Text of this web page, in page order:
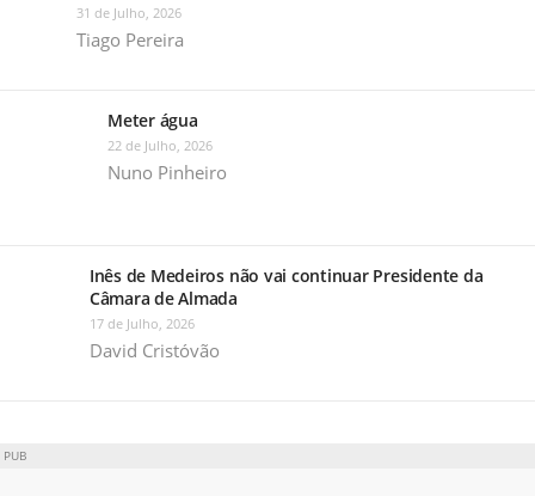
31 de Julho, 2026
Tiago Pereira
Meter água
22 de Julho, 2026
Nuno Pinheiro
Inês de Medeiros não vai continuar Presidente da
Câmara de Almada
17 de Julho, 2026
David Cristóvão
PUB